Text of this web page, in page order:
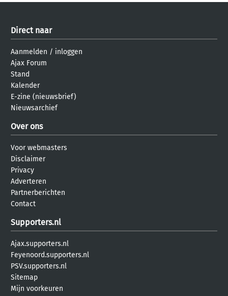
Direct naar
Aanmelden / inloggen
Ajax Forum
Stand
Kalender
E-zine (nieuwsbrief)
Nieuwsarchief
Over ons
Voor webmasters
Disclaimer
Privacy
Adverteren
Partnerberichten
Contact
Supporters.nl
Ajax.supporters.nl
Feyenoord.supporters.nl
PSV.supporters.nl
Sitemap
Mijn voorkeuren